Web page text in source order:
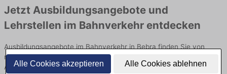
Alle Cookies akzeptieren Alle Cookies ablehnen
Jetzt Ausbildungsangebote und
Lehrstellen im Bahnverkehr entdecken
Ausbildungsangebote im Bahnverkehr in Bebra finden Sie von
namhaften Firmen. Entdecken Sie freie Optionen von Top-
Arbeitgebern und bewerben Sie sich noch heute.